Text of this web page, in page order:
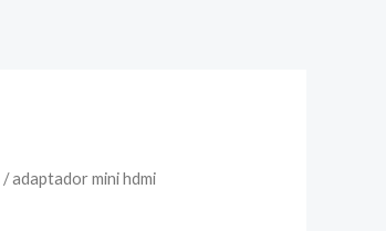
/ adaptador mini hdmi